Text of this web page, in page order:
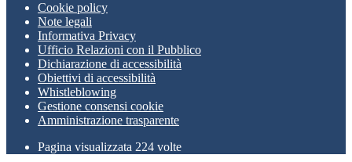
Cookie policy
Note legali
Informativa Privacy
Ufficio Relazioni con il Pubblico
Dichiarazione di accessibilità
Obiettivi di accessibilità
Whistleblowing
Gestione consensi cookie
Amministrazione trasparente
Pagina visualizzata 224 volte